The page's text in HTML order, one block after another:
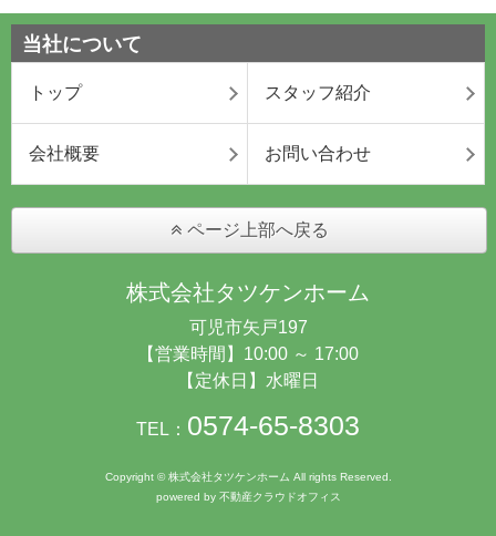
当社について
トップ スタッフ紹介
会社概要 お問い合わせ
ページ上部へ戻る
株式会社タツケンホーム
可児市矢戸197
【営業時間】10:00 ～ 17:00
【定休日】水曜日
TEL： 0574-65-8303
Copyright © 株式会社タツケンホーム All rights Reserved.
powered by 不動産クラウドオフィス